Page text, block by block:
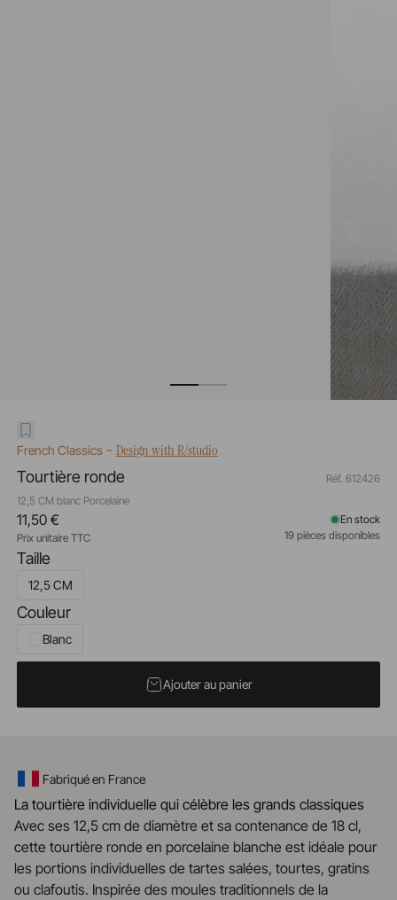
French Classics- Design with R/studio
Tourtière ronde
12,5 CM blanc Porcelaine
Réf. 612426
Taille
12,5 CM
Couleur
Blanc
11,50 €
Prix unitaire TTC
En stock
19 pièces disponibles
Ajouter au panier
Fabriqué en France
La tourtière individuelle qui célèbre les grands classiques
Avec ses 12,5 cm de diamètre et sa contenance de 18 cl,
cette tourtière ronde en porcelaine blanche est idéale pour
les portions individuelles de tartes salées, tourtes, gratins
ou clafoutis. Inspirée des moules traditionnels de la